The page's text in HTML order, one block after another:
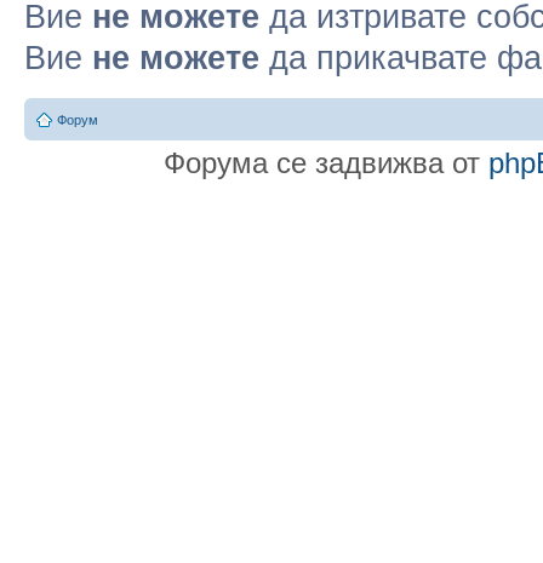
Вие не можете да изтривате
Вие не можете да прикачвате
Форум
Форума се задвижва от